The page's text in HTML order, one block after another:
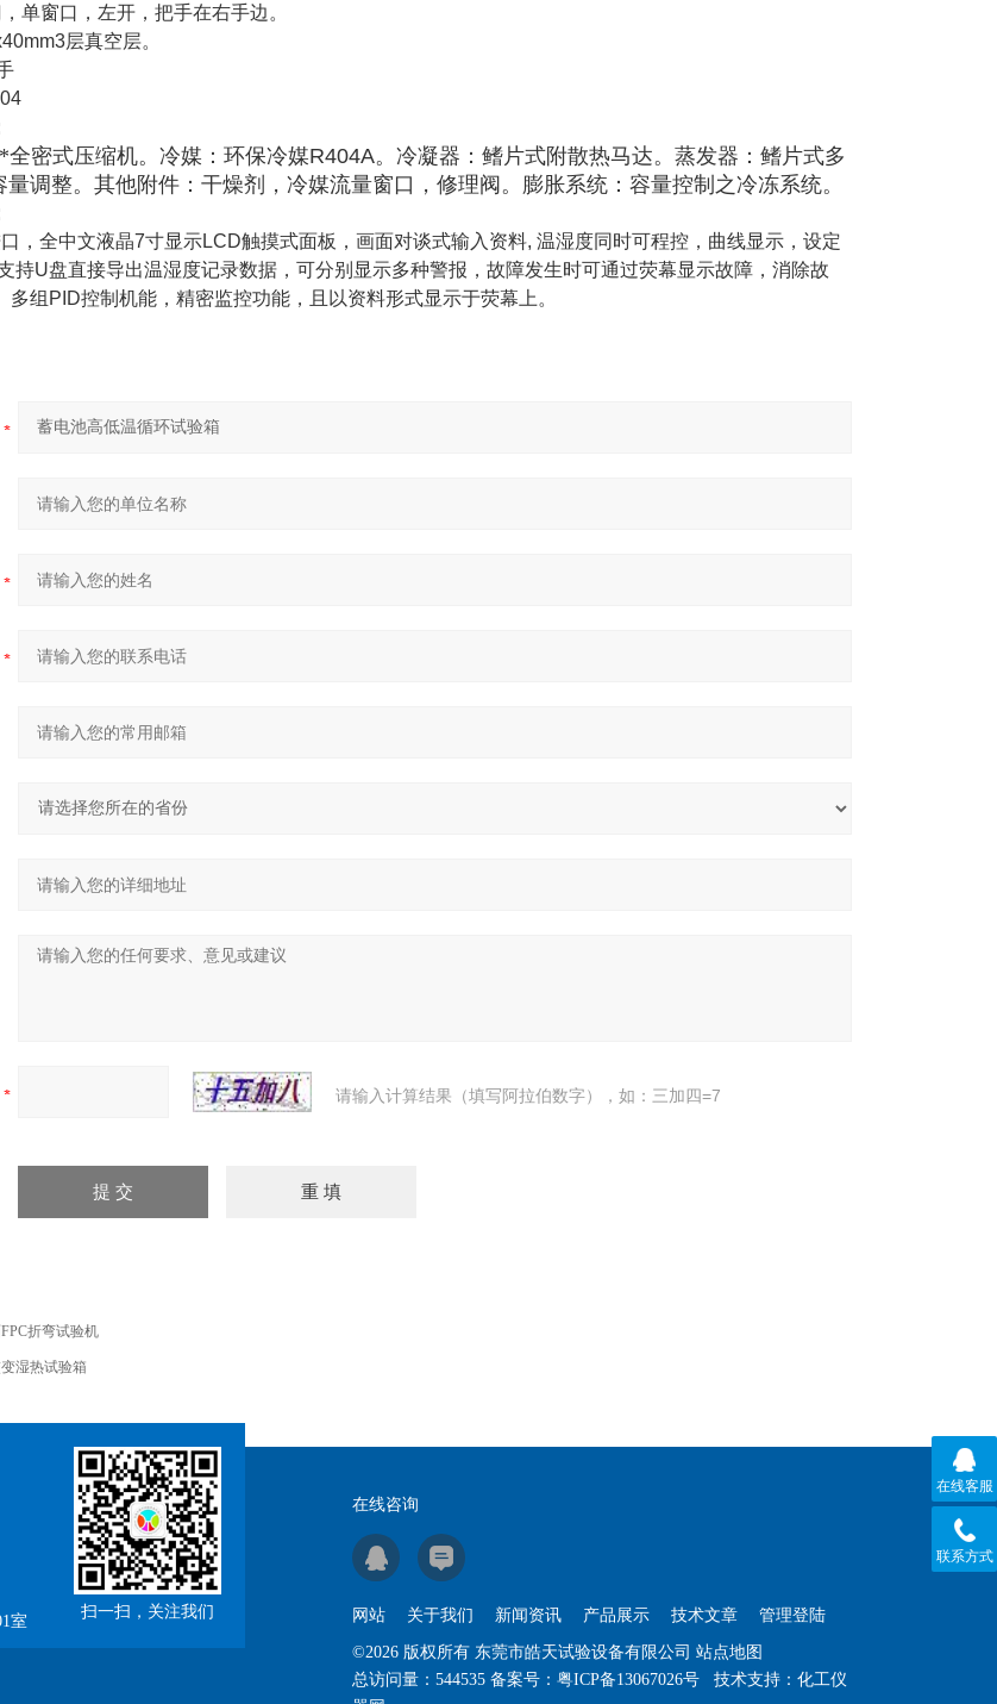
，单窗口，左开，把手在右手边。
层真空层。
全密式压缩机。冷媒：环保冷媒R404A。冷凝器：鳍片式附散热马达。蒸发器：鳍片式多
调整。其他附件：干燥剂，冷媒流量窗口，修理阀。膨胀系统：容量控制之冷冻系统。
，全中文液晶7寸显示LCD触摸式面板，画面对谈式输入资料, 温湿度同时可程控，曲线显示，设定
持U盘直接导出温湿度记录数据，可分别显示多种警报，故障发生时可通过荧幕显示故障，消除故
多组 PID控制机能，精密监控功能，且以资料形式显示于荧幕上。
请输入计算结果（填写阿拉伯数字），如：三加四=7
折弯试验机
湿热试验箱
室
扫一扫，关注我们
在线咨询
网站 关于我们 新闻资讯 产品展示 技术文章 管理登陆
©2026 版权所有 东莞市皓天试验设备有限公司 站点地图
总访问量： 544535 备案号：粤ICP备13067026号 技术支持： 化工仪
在线客服
联系方式